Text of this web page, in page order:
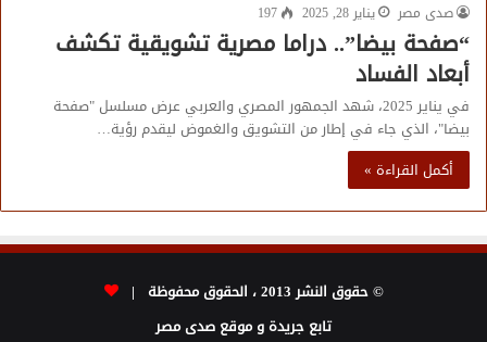
صدى مصر
يناير 28, 2025 197
“صفحة بيضا”.. دراما مصرية تشويقية تكشف
أبعاد الفساد
في يناير 2025، شهد الجمهور المصري والعربي عرض مسلسل "صفحة
بيضا"، الذي جاء في إطار من التشويق والغموض ليقدم رؤية…
أكمل القراءة »
© حقوق النشر 2013 ، الحقوق محفوظة |
تابع جريدة و موقع صدى مصر